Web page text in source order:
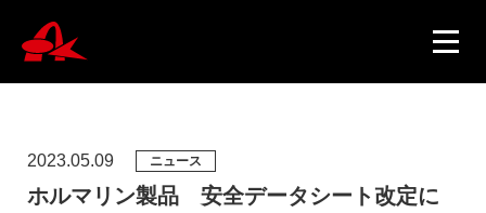
ニュース
2023.05.09 ニュース
ホルマリン製品 安全データシート改定に